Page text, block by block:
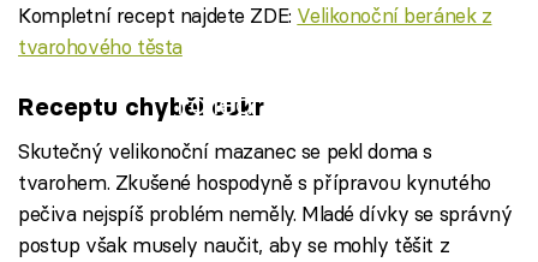
Kompletní recept najdete ZDE: Velikonoční beránek z
tvarohového těsta
Failed to fetch
Receptu chyběl cukr
Skutečný velikonoční mazanec se pekl doma s
tvarohem. Zkušené hospodyně s přípravou kynutého
pečiva nejspíš problém neměly. Mladé dívky se správný
postup však musely naučit, aby se mohly těšit z